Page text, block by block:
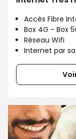
Accès Fibre
Box 4G - Box
Réseau Wifi
Internet par